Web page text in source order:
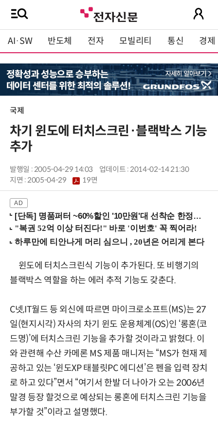
AI·SW 반도체 전자 모빌리티 통신 경제
국제
차기 윈도에 터치스크린·블랙박스 기능
추가
발행일 : 2005-04-29 14:03
업데이트 : 2014-02-14 21:30
지면 :2005-04-29 19면
[단독] 명품퍼터 ~60%할인 '10만원'대 선착순 한정판매!
윈도에 터치스크린식 기능이 추가된다. 또 비행기의
블랙박스 역할을 하는 에러 추적 기능도 갖춘다.
C넷,IT월드 등 외신에 따르면 마이크로소프트(MS)는 27
일(현지시각) 자사의 차기 윈도 운용체계(OS)인 ‘롱혼(코
드명)’에 터치스크린 기능을 추가할 것이라고 밝혔다. 이
와 관련해 수산 카메론 MS 제품 매니저는 “MS가 현재 제
공하고 있는 ‘윈도XP 태블릿PC 에디션’은 펜을 입력 장치
로 하고 있다”면서 “여기서 한발 더 나아가 오는 2006년
말경 등장 할것으로 예상되는 롱혼에 터치스크린 기능을
부가할 것”이라고 설명했다.